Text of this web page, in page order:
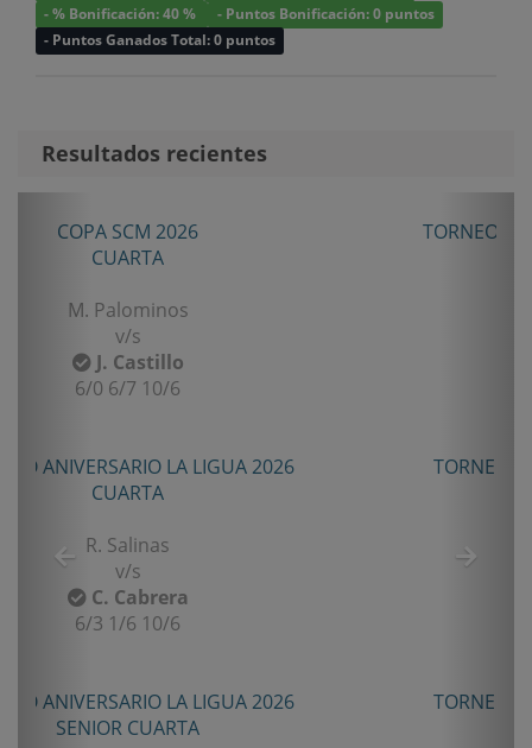
- % Bonificación: 40 %
- Puntos Bonificación: 0 puntos
- Puntos Ganados Total: 0 puntos
Resultados recientes
TORNEO ANIVERSARIO LA LIGUA 2026
SENIOR TERCERA
B. Castillo
F. Gomez
6/2 7/5
TORNEO TENIS TOUR QUINTA 2026
PRIMERA
E. Castro
I. Rubiño
6-4/1-6/11-9
TORNEO TENIS TOUR QUINTA 2026
PRIMERA